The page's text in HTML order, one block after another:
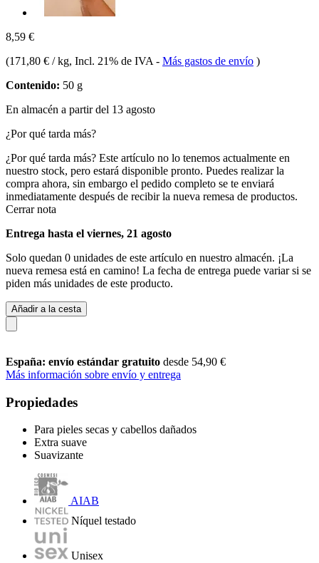
8,59 €
(171,80 € / kg, Incl. 21% de IVA - Más gastos de envío )
Contenido: 50 g
En almacén a partir del 13 agosto
¿Por qué tarda más?
¿Por qué tarda más? Este artículo no lo tenemos actualmente en
nuestro stock, pero estará disponible pronto. Puedes realizar la
compra ahora, sin embargo el pedido completo se te enviará
inmediatamente después de recibir la nueva remesa de productos.
Cerrar nota
Entrega hasta el viernes, 21 agosto
Solo quedan 0 unidades de este artículo en nuestro almacén. ¡La
nueva remesa está en camino! La fecha de entrega puede variar si se
piden más unidades de este producto.
Añadir a la cesta
España: envío estándar gratuito desde 54,90 €
Más información sobre envío y entrega
Propiedades
Para pieles secas y cabellos dañados
Extra suave
Suavizante
AIAB
Níquel testado
Unisex